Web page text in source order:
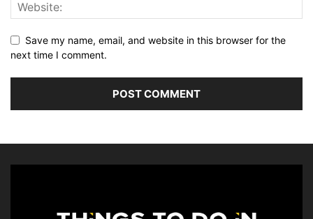
Save my name, email, and website in this browser for the
next time I comment.